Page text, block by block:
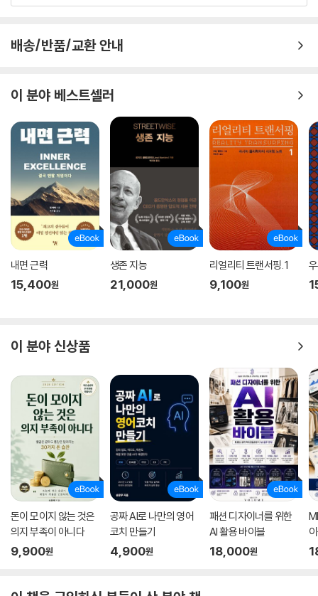
배송/반품/교환 안내
이 분야 베스트셀러
내면 근력
15,400원
생존 지능
21,000원
리얼리티 트랜서핑. 1
9,100원
이 분야 신상품
돈이 모이지 않는 것은
의지 부족이 아니다
9,900원
공짜 AI로 나만의 영어
코치 만들기
4,900원
패션 디자이너를 위한
AI 활용 바이블
18,000원